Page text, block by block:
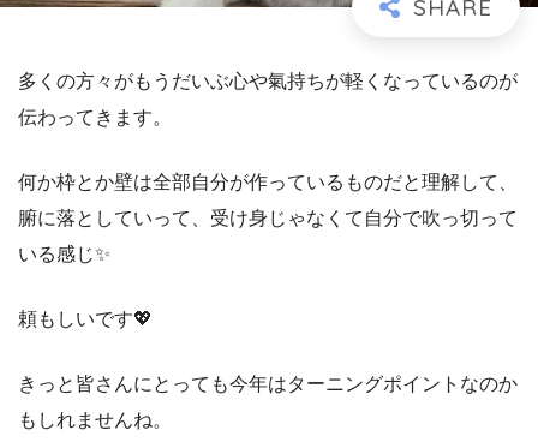
多くの方々がもうだいぶ心や氣持ちが軽くなっているのが
伝わってきます。
何か枠とか壁は全部自分が作っているものだと理解して、
腑に落としていって、受け身じゃなくて自分で吹っ切って
いる感じ✨
頼もしいです💖
きっと皆さんにとっても今年はターニングポイントなのか
もしれませんね。